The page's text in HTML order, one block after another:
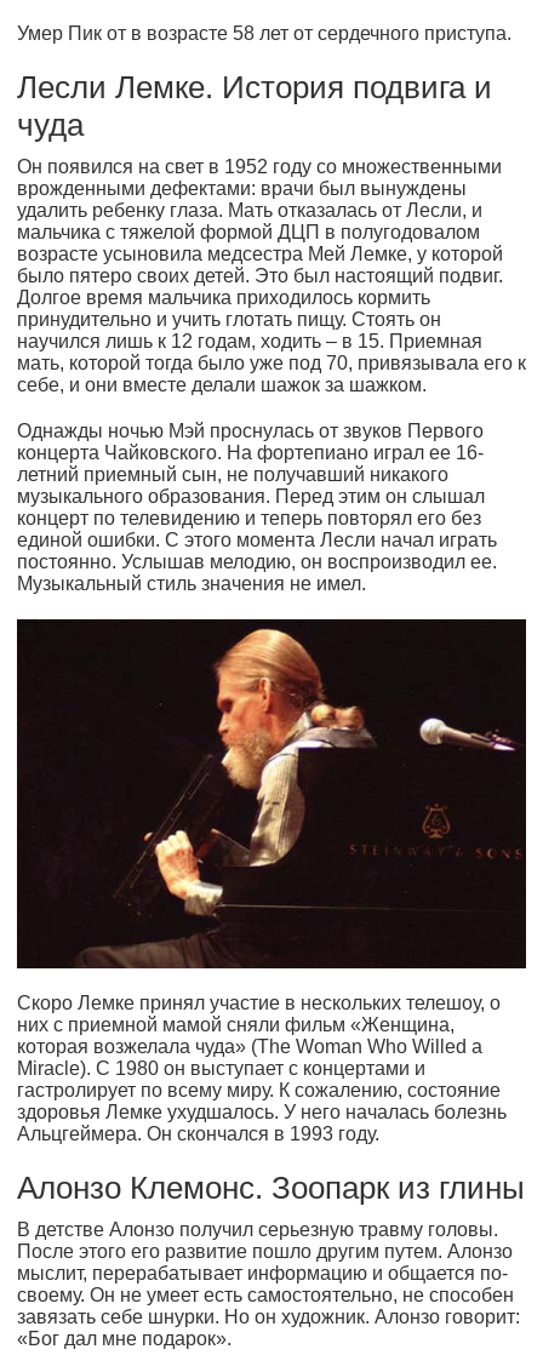
Умер Пик от в возрасте 58 лет от сердечного приступа.
Лесли Лемке. История подвига и
чуда
Он появился на свет в 1952 году со множественными
врожденными дефектами: врачи был вынуждены
удалить ребенку глаза. Мать отказалась от Лесли, и
мальчика с тяжелой формой ДЦП в полугодовалом
возрасте усыновила медсестра Мей Лемке, у которой
было пятеро своих детей. Это был настоящий подвиг.
Долгое время мальчика приходилось кормить
принудительно и учить глотать пищу. Стоять он
научился лишь к 12 годам, ходить – в 15. Приемная
мать, которой тогда было уже под 70, привязывала его к
себе, и они вместе делали шажок за шажком.
Однажды ночью Мэй проснулась от звуков Первого
концерта Чайковского. На фортепиано играл ее 16-
летний приемный сын, не получавший никакого
музыкального образования. Перед этим он слышал
концерт по телевидению и теперь повторял его без
единой ошибки. С этого момента Лесли начал играть
постоянно. Услышав мелодию, он воспроизводил ее.
Музыкальный стиль значения не имел.
Скоро Лемке принял участие в нескольких телешоу, о
них с приемной мамой сняли фильм «Женщина,
которая возжелала чуда» (The Woman Who Willed a
Miracle). С 1980 он выступает с концертами и
гастролирует по всему миру. К сожалению, состояние
здоровья Лемке ухудшалось. У него началась болезнь
Альцгеймера. Он скончался в 1993 году.
Алонзо Клемонс. Зоопарк из глины
В детстве Алонзо получил серьезную травму головы.
После этого его развитие пошло другим путем. Алонзо
мыслит, перерабатывает информацию и общается по-
своему. Он не умеет есть самостоятельно, не способен
завязать себе шнурки. Но он художник. Алонзо говорит:
«Бог дал мне подарок».